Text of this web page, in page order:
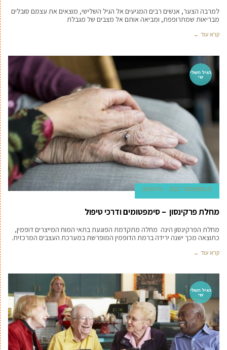
למרבה הצער, אנשים רבים המגיעים אל הגיל השלישי, מוצאים את עצמם סובלים
מבריאות שמתרופפת, ומביאה אותם אל מצבים של מגבלת
קרא עוד ←
הגיל השלי
שי
6 בספטמבר 2022 גל טוויטו
מחלת פרקינסון – סימפטומים ודרכי טיפול
מחלת הפרקינסון הינה מחלה מתקדמת הפוגעת בתאי המוח המייצרים דופמין,
כתוצאה מכך ישנה ירידה ברמת הדופמין המופרשת במערכת העצבים המרכזית.
קרא עוד ←
הגיל השלי
שי